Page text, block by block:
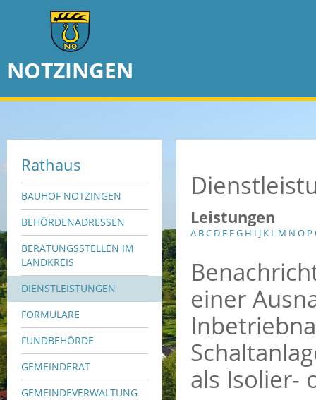
NOTZINGEN
Rathaus
BAUHOF NOTZINGEN
BEHÖRDENADRESSEN
BERATUNGSSTELLEN IM
LANDKREIS
DIENSTLEISTUNGEN
FORMULARE
FUNDBEHÖRDE
GEMEINDERAT
GEMEINDEVERWALTUNG
Leistungen
A BC D E FG H I J K L M N O P
einer
als Isolier-